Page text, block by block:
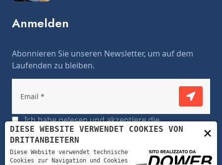
Anmelden
Abonnieren Sie unseren Newsletter, um auf dem
Laufenden zu bleiben.
Ich habe gelesen und akzeptiere die
datenschutzerklärung
×
DIESE WEBSITE VERWENDET COOKIES VON
DRITTANBIETERN
Diese Website verwendet technische
Cookies zur Navigation und Cookies